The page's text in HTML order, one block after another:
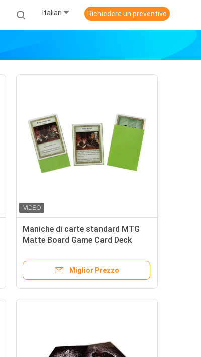
Italian Richiedere un preventivo
Maniche di carte standard MTG
Matte Board Game Card Deck
Miglior Prezzo